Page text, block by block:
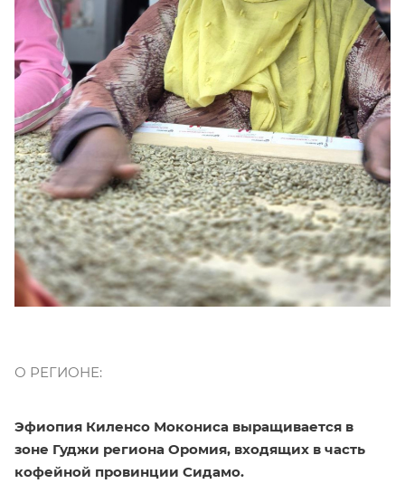
О РЕГИОНЕ:
Эфиопия Киленсо Мокониса выращивается в
зоне Гуджи региона Оромия, входящих в часть
кофейной провинции Сидамо.